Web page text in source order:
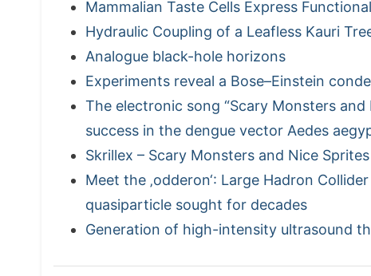
Mammalian Taste Cells Express
Hydraulic Coupling of a Leafless Kauri
Analogue black-hole horizons
Experiments reveal a Bose–Einstein
The electronic song “Scary Monsters
success in the dengue vector Aedes
Skrillex – Scary Monsters and Nice Sprites
Meet the ‚odderon‘: Large Hadron
quasiparticle sought for decades
Generation of high-intensity ultrasound